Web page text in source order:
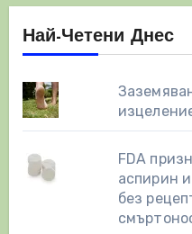
Най-Четени Днес
FDA
аспирин
без